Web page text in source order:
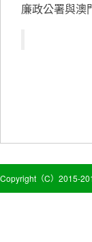
廉政公署與澳
Copyright（C）2015-